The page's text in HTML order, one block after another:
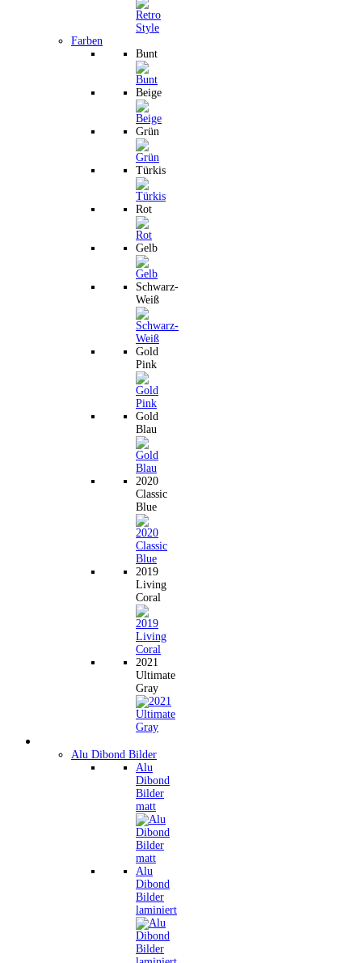
Farben
Bunt
Beige
Grün
Türkis
Rot
Gelb
Schwarz-
Weiß
Gold
Pink
Gold
Blau
2020
Classic
Blue
2019
Living
Coral
2021
Ultimate
Gray
Alu Dibond Bilder
Alu
Dibond
Bilder
matt
Alu
Dibond
Bilder
laminiert